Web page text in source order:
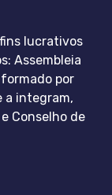
lucrativos
Assembleia
por
a integram,
Conselho de